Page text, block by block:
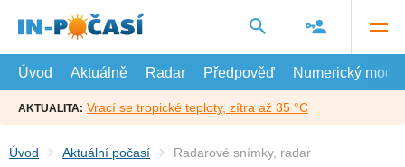
hlavní
Úvod
Aktuálně Radar Předpověď Numerický model
AKTUALITA: Vrací se tropické teploty, zítra až 35 °C
Úvod Aktuální počasí Radarové snímky, radar